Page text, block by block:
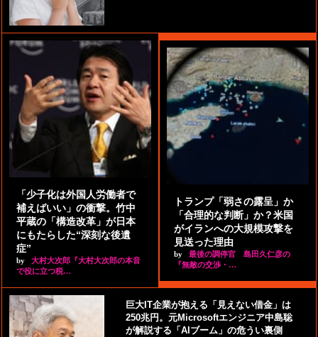
「少子化は外国人労働者で
補えばいい」の衝撃。竹中
平蔵の「構造改革」が日本
にもたらした“深刻な後遺
症”
by
大村大次郎『大村大次郎の本音
で役に立つ税…
トランプ「弱さの露呈」か
「合理的な判断」か？米国
がイランへの大規模攻撃を
見送った理由
by
最後の調停官 島田久仁彦の
『無敵の交渉・…
巨大IT企業が抱える「見えない借金」は
250兆円。元Microsoftエンジニア中島聡
が解説する「AIブーム」の危うい裏側